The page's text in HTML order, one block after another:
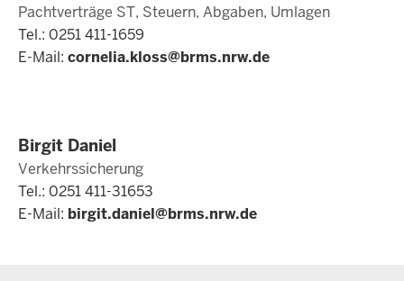
Pachtverträge ST, Steuern, Abgaben, Umlagen
Tel.: 0251 411-1659
E-Mail: cornelia.kloss@brms.nrw.de
Birgit Daniel
Verkehrssicherung
Tel.: 0251 411-31653
E-Mail: birgit.daniel@brms.nrw.de